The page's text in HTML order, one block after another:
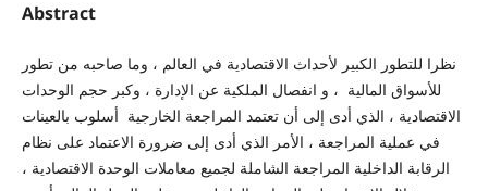
Abstract
نظرا للتطور الكبير لأحداث الاقتصادية في العالم ، وما صاحبه من تطور
للأسواق المالية ، و انفصال الملكية عن الإدارة ، وكبر حجم الوحدات
الاقتصادية ، الذي أدى إلى أن تعتمد المراجعة الخارجية أسلوب بالعينات
في عملية المراجعة ، الأمر الذي أدى إلى ضرورة الاعتماد على نظام
الرقابة الداخلية المراجعة الشاملة لجميع معاملات الوحدة الاقتصادية ،